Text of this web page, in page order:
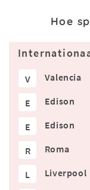
Hoe
V Valencia
E Edison
E Edison
R Roma
L Liverpool